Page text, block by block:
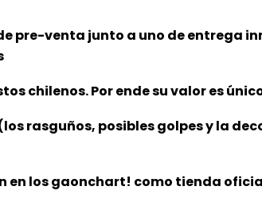
pre-venta junto a uno de entrega
chilenos. Por ende su valor es
rasguños, posibles golpes y la
en los gaonchart! como tienda